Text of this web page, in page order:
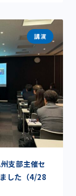
講演
支部主催セ
した（4/28